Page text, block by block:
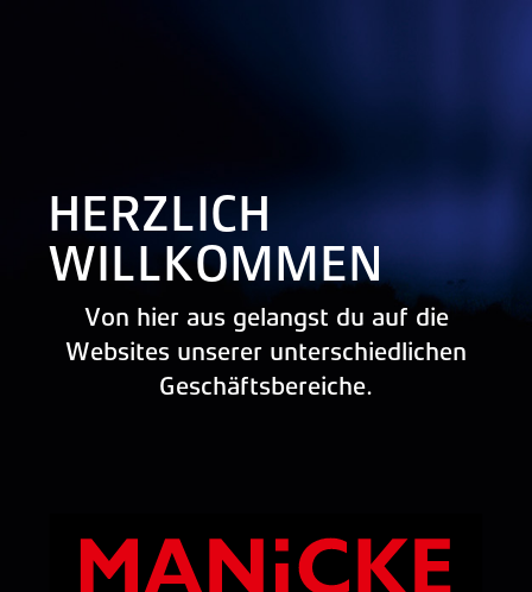
HERZLICH
WILLKOMMEN
Von hier aus gelangst du auf die
Websites unserer unterschiedlichen
Geschäftsbereiche.